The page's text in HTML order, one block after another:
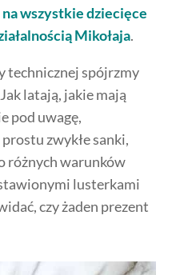
wszystkie dziecięce
Mikołaja.
technicznej spójrzmy
latają, jakie mają
pod uwagę,
zwykłe sanki,
różnych warunków
lusterkami
czy żaden prezent